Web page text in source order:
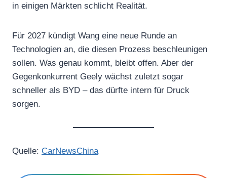
in einigen Märkten schlicht Realität.
Für 2027 kündigt Wang eine neue Runde an
Technologien an, die diesen Prozess beschleunigen
sollen. Was genau kommt, bleibt offen. Aber der
Gegenkonkurrent Geely wächst zuletzt sogar
schneller als BYD – das dürfte intern für Druck
sorgen.
Quelle: CarNewsChina